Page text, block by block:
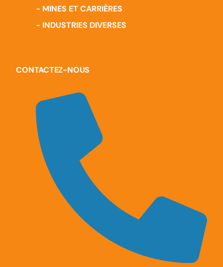
- MINES ET CARRIÈRES
- INDUSTRIES DIVERSES
CONTACTEZ-NOUS